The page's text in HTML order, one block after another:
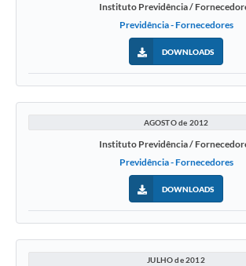
Instituto Previdência /
Previdência - Fornecedores
DOWNLOADS
AGOSTO de 2012
Instituto Previdência /
Previdência - Fornecedores
DOWNLOADS
JULHO de 2012